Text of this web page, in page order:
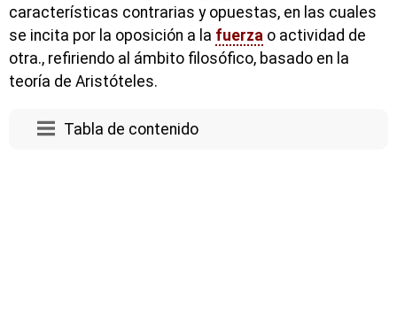
características contrarias y opuestas, en las cuales
se incita por la oposición a la fuerza o actividad de
otra., refiriendo al ámbito filosófico, basado en la
teoría de Aristóteles.
Tabla de contenido